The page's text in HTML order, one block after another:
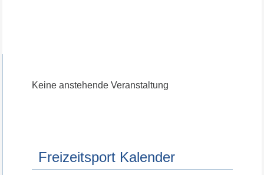
Keine anstehende Veranstaltung
Freizeitsport Kalender